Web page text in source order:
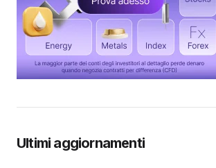
Ultimi aggiornamenti